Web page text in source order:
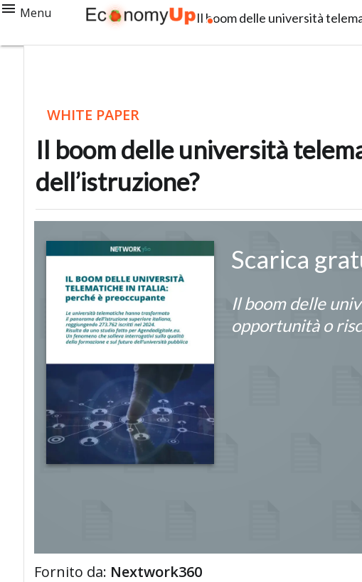
Menu Il boom delle università
WHITE PAPER
Il boom delle università
dell’istruzione?
Scarica
Il boom delle
opportunità o
Fornito da: Nextwork360